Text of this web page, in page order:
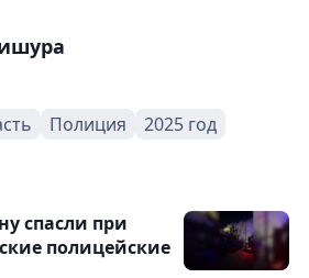
Полиция 2025 год
спасли при
полицейские